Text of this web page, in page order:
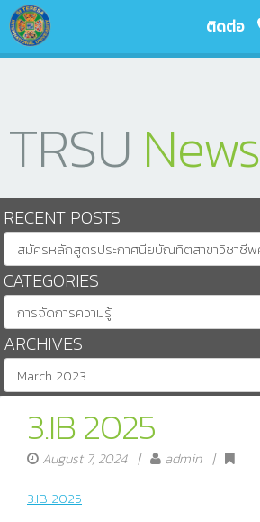
ติดต่อ
TRSU News
RECENT POSTS
CATEGORIES
ARCHIVES
3.IB 2025
August 7, 2024|
admin |
3.IB 2025